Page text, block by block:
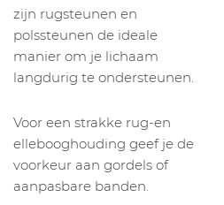
zijn rugsteunen en
polssteunen de ideale
manier om je lichaam
langdurig te ondersteunen.
Voor een strakke rug-en
ellebooghouding geef je de
voorkeur aan gordels of
aanpasbare banden.